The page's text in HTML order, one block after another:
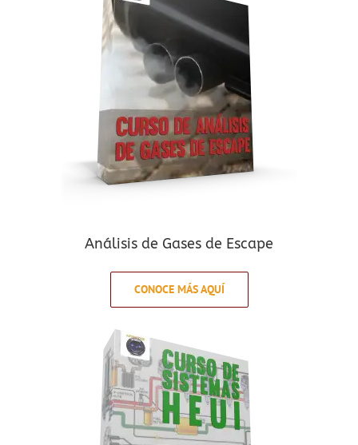
Análisis de Gases de Escape
CONOCE MÁS AQUÍ